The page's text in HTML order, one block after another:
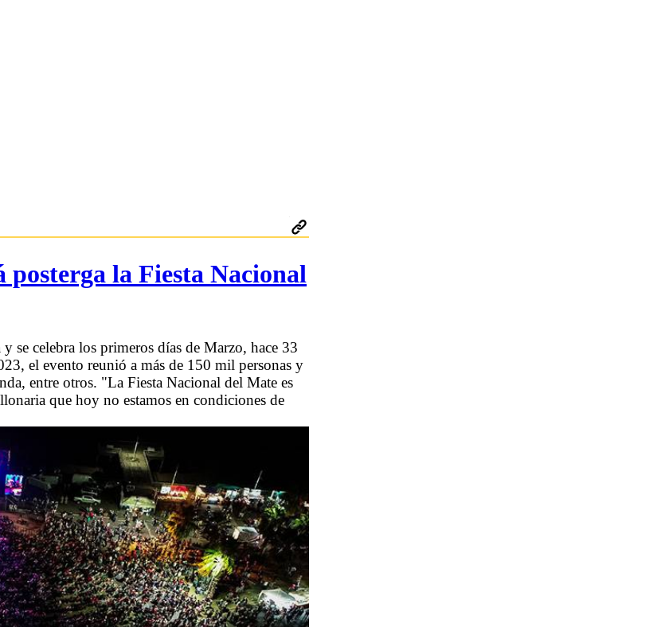
la Fiesta Nacional
se celebra los primeros días de Marzo, hace 33
el evento reunió a más de 150 mil personas y
entre otros. "La Fiesta Nacional del Mate es
que hoy no estamos en condiciones de